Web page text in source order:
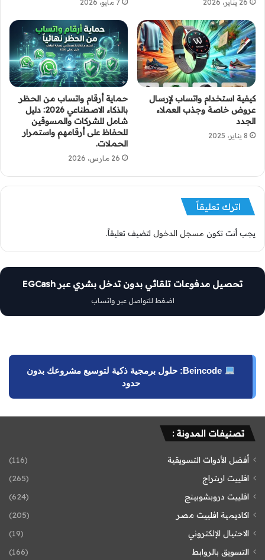
26 يناير، 2026 7 مايو، 2026
كيفية استخدام واتساب لإرسال
عروض خاصة وجذب العملاء
الجدد
8 يناير، 2025
حماية أرقام واتساب من الحظر
بالذكاء الاصطناعي 2026: دليل
شامل للشركات والمسوقين
للحفاظ على أرقامهم واستمرار
الحملات.
26 مارس، 2026
اترك تعليقاً
يجب أنت تكون مسجل الدخول لتضيف تعليقاً.
تحصيل مدفوعات تلقائي بدون تدخل بشري عبر EGCash
اضغط للتواصل عبر واتساب
Beincode: حلول برمجية ذكية لتوسيع مشروعك بدون
حدود
تصنيفات المدونة :
أفضل الأدوات التسويقية
(116)
افلييت اربتراج
(265)
افلييت دروبشوبينج
(624)
اكاديمية افلييت مصر
(205)
الاحتيال الإلكتروني
(19)
التسويق بالروابط
(166)